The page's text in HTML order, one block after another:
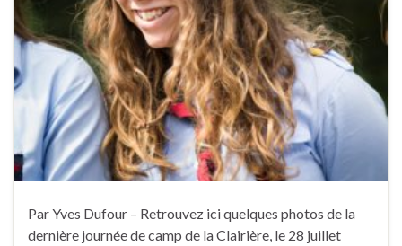
Par Yves Dufour – Retrouvez ici quelques photos de la
dernière journée de camp de la Clairière, le 28 juillet